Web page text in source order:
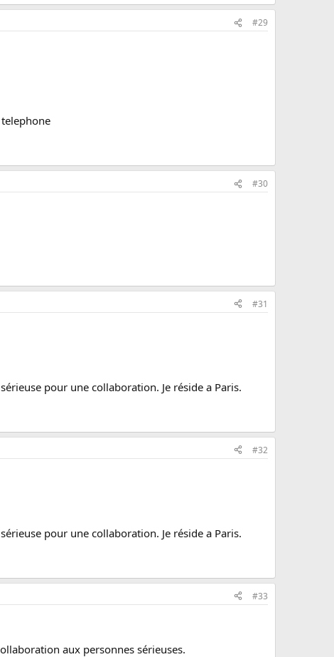
#29
#30
#31
pour une collaboration. Je réside a Paris.
#32
pour une collaboration. Je réside a Paris.
#33
aux personnes sérieuses.